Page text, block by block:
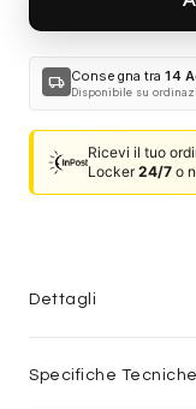
local_shipping Consegna tra14
Disponibile su
Ricevi il tuo
Locker24/7 o
Dettagli
Specifiche Tecniche